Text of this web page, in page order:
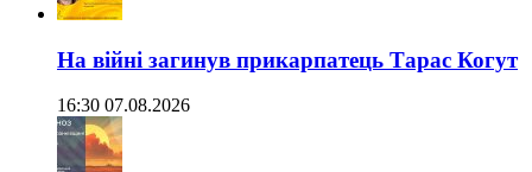
На війні загинув прикарпатець Тарас Когут
16:30 07.08.2026